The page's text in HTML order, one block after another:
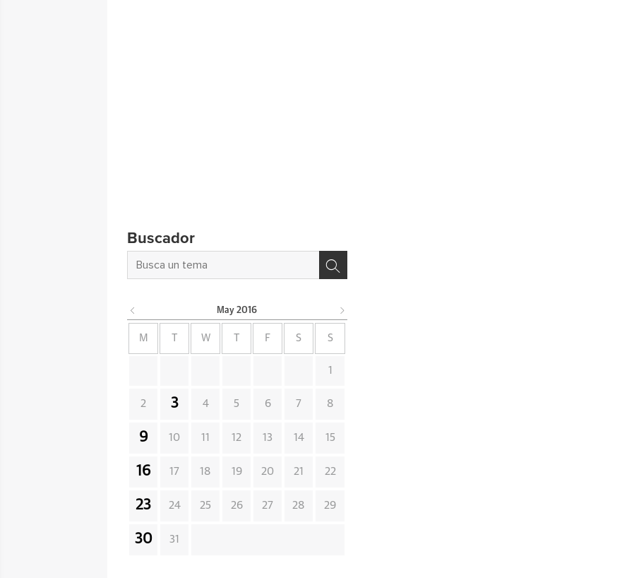
Buscador
May 2016
M W F S S
1
2 3 4 5 6 7 8
9 10 11 12 13 14 15
16 17 18 19 20 21 22
23 24 25 26 27 28 29
30 31